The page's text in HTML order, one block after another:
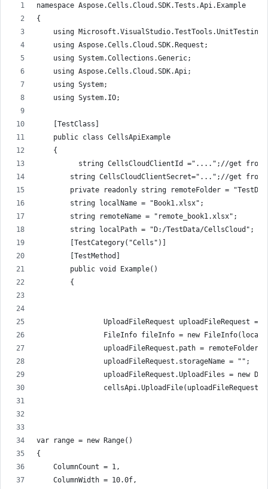
namespace Aspose.Cells.Cloud.SDK.Tests.Api.Example
{
    using Microsoft.VisualStudio.TestTools.UnitTesting;
    using Aspose.Cells.Cloud.SDK.Request;
    using System.Collections.Generic;
    using Aspose.Cells.Cloud.SDK.Api;
    using System;
    using System.IO;
    [TestClass]
    public class CellsApiExample
    {
string CellsCloudClientId ="....";//get
string CellsCloudClientSecret="...";//get
private readonly string remoteFolder =
        string localName = "Book1.xlsx";
        string remoteName = "remote_book1.xlsx";
        string localPath = "D:/TestData/CellsCloud";
        [TestCategory("Cells")]
        [TestMethod]
        public void Example()
        {
UploadFileRequest uploadFileRequest =
FileInfo fileInfo = new
uploadFileRequest.path = remoteFolder
                uploadFileRequest.storageName = "";
uploadFileRequest.UploadFiles = new
                cellsApi.UploadFile(uploadFileRequest);
var range = new Range()
{
    ColumnCount = 1,
    ColumnWidth = 10.0f,